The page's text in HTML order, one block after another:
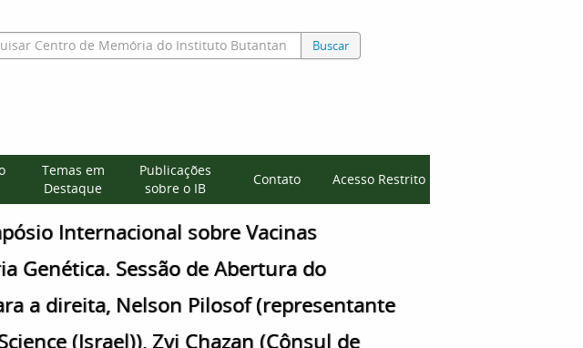
Buscar
Temas em
Destaque
Publicações
sobre o IB
Contato Acesso Restrito
Internacional sobre Vacinas
Genética. Sessão de Abertura do
a direita, Nelson Pilosof (representante
(Israel)), Zvi Chazan (Cônsul de